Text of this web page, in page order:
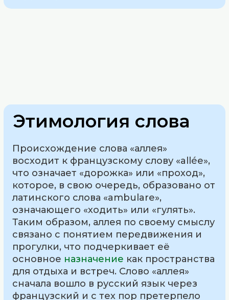
Этимология слова
Происхождение слова «аллея»
восходит к французскому слову «allée»,
что означает «дорожка» или «проход»,
которое, в свою очередь, образовано от
латинского слова «ambulare»,
означающего «ходить» или «гулять».
Таким образом, аллея по своему смыслу
связано с понятием передвижения и
прогулки, что подчеркивает её
основное назначение как пространства
для отдыха и встреч. Слово «аллея»
сначала вошло в русский язык через
французский и с тех пор претерпело